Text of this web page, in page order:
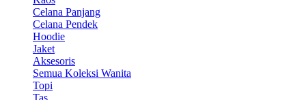
Celana Panjang
Celana Pendek
Hoodie
Jaket
Aksesoris
Semua Koleksi Wanita
Topi
Tas